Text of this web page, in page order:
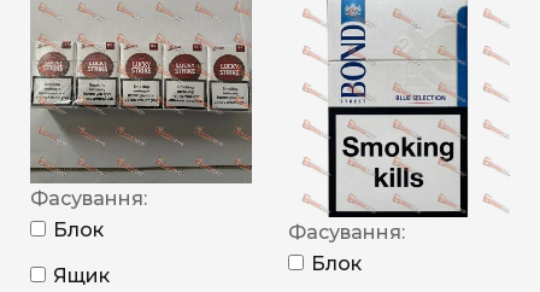
Фасування:
Блок
Ящик
Фасування:
Блок